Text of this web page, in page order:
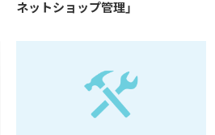
ネットショップ管理」